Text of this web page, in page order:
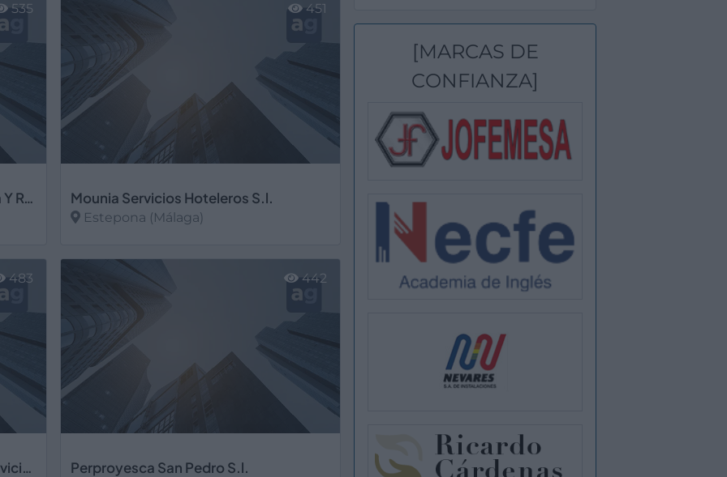
Mil Servicios Globales De Limpieza Y Reformas S.l.
535
Mounia Servicios Hoteleros S.l.
Estepona (Málaga)
451
Nmf Tuber Obras Hidraulicas Y Servicios S.l.
483
Perproyesca San Pedro S.l.
442
[MARCAS DE
CONFIANZA]